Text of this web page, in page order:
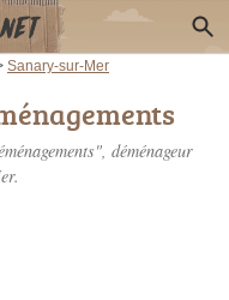
Sanary-sur-Mer
déménageur